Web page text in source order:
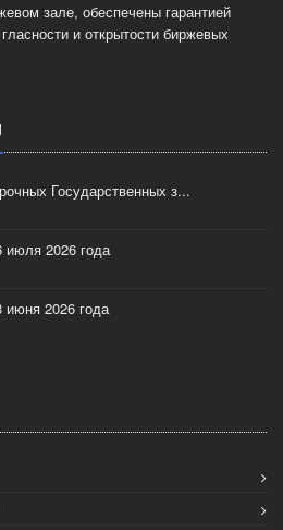
зале, обеспечены гарантией
и открытости биржевых
Государственных з...
2026 года
2026 года